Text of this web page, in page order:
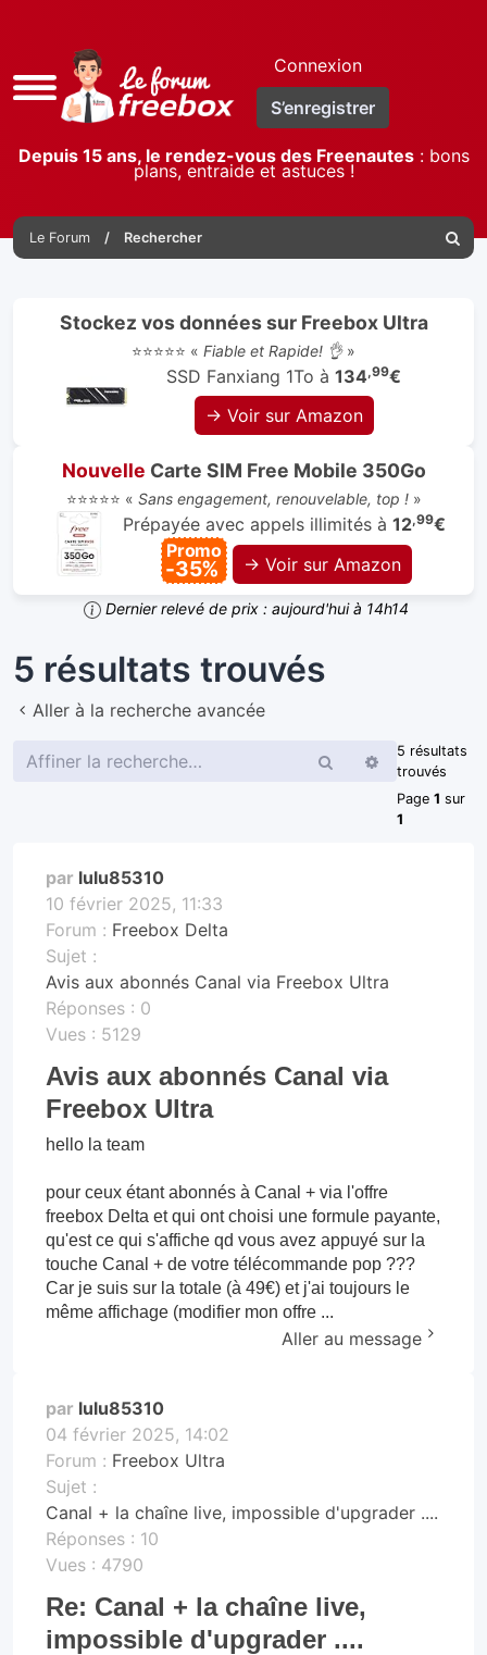
Accès
rapide
Connexion
S’enregistrer
Depuis 15 ans, le rendez-vous des Freenautes: bons
plans, entraide et astuces !
Le Forum Rechercher
Stockez vos données sur Freebox Ultra
⭐⭐⭐⭐⭐ « Fiable et Rapide! 👌»
SSD Fanxiang 1To à 134,99€
→ Voir sur Amazon
Nouvelle Carte SIM Free Mobile 350Go
⭐⭐⭐⭐⭐ « Sans engagement, renouvelable, top !»
Prépayée avec appels illimités à 12,99€
Promo
-35% → Voir sur Amazon
Dernier relevé de prix : aujourd'hui à 14h14
5 résultats trouvés
Aller à la recherche avancée
RechercherRecherche
5 résultats
trouvés
Page 1 sur
1
par lulu85310
10 février 2025, 11:33
Forum : Freebox Delta
Sujet :
Avis aux abonnés Canal via Freebox Ultra
Réponses : 0
Vues : 5129
Avis aux abonnés Canal via
Freebox Ultra
hello la team
pour ceux étant abonnés à Canal + via l'offre
freebox Delta et qui ont choisi une formule payante,
qu'est ce qui s'affiche qd vous avez appuyé sur la
touche Canal + de votre télécommande pop ???
Car je suis sur la totale (à 49€) et j'ai toujours le
même affichage (modifier mon offre ...
Aller au message
par lulu85310
04 février 2025, 14:02
Forum : Freebox Ultra
Sujet :
Canal + la chaîne live, impossible d'upgrader ....
Réponses : 10
Vues : 4790
Re: Canal + la chaîne live,
impossible d'upgrader ....